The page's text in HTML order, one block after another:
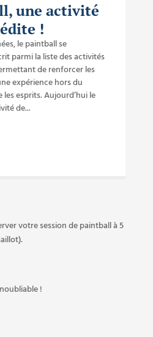
une activité
!
le paintball se
parmi la liste des activités
de renforcer les
expérience hors du
esprits. Aujourd’hui le
de...
votre session de paintball à 5
!